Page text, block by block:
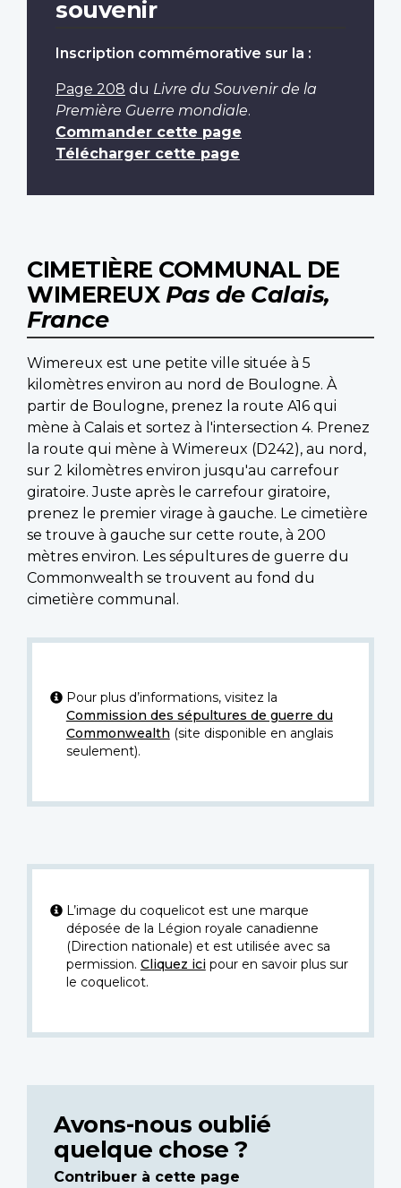
souvenir
Inscription commémorative sur la :
Page 208 du Livre du Souvenir de la
Première Guerre mondiale.
Commander cette page
Télécharger cette page
CIMETIÈRE COMMUNAL DE
WIMEREUX Pas de Calais,
France
Wimereux est une petite ville située à 5
kilomètres environ au nord de Boulogne. À
partir de Boulogne, prenez la route A16 qui
mène à Calais et sortez à l'intersection 4. Prenez
la route qui mène à Wimereux (D242), au nord,
sur 2 kilomètres environ jusqu'au carrefour
giratoire. Juste après le carrefour giratoire,
prenez le premier virage à gauche. Le cimetière
se trouve à gauche sur cette route, à 200
mètres environ. Les sépultures de guerre du
Commonwealth se trouvent au fond du
cimetière communal.
Pour plus d’informations, visitez la
Commission des sépultures de guerre du
Commonwealth (site disponible en anglais
seulement).
L’image du coquelicot est une marque
déposée de la Légion royale canadienne
(Direction nationale) et est utilisée avec sa
permission. Cliquez icipour en savoir plus sur
le coquelicot.
Avons-nous oublié
quelque chose ?
Contribuer à cette page